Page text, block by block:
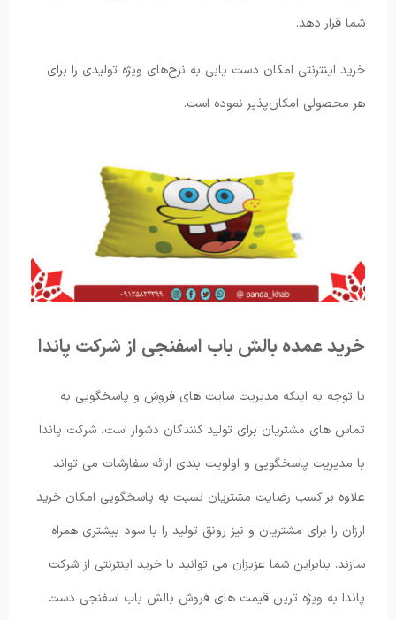
شما قرار دهد.
خرید اینترنتی امکان دست یابی به نرخ‌های ویژه تولیدی را برای
هر محصولی امکان‌پذیر نموده است.
خرید عمده بالش باب اسفنجی از شرکت پاندا
با توجه به اینکه مدیریت سایت های فروش و پاسخگویی به
تماس های مشتریان برای تولید کنندگان دشوار است، شرکت پاندا
با مدیریت پاسخگویی و اولویت بندی ارائه سفارشات می تواند
علاوه بر کسب رضایت مشتریان نسبت به پاسخگویی امکان خرید
ارزان را برای مشتریان و نیز رونق تولید را با سود بیشتری همراه
سازند. بنابراین شما عزیزان می توانید با خرید اینترنتی از شرکت
پاندا به ویژه ترین قیمت های فروش بالش باب اسفنجی دست